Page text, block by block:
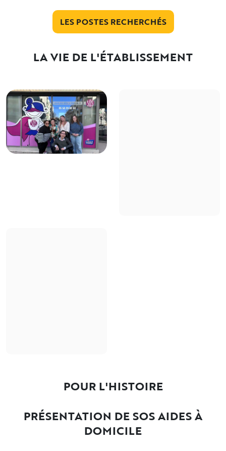
LES POSTES RECHERCHÉS
LA VIE DE L'ÉTABLISSEMENT
POUR L'HISTOIRE
PRÉSENTATION DE SOS AIDES À
DOMICILE